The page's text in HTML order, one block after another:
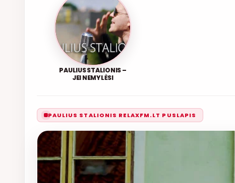
PAULIUS STALIONIS –
JEI NEMYLĖSI
PAULIUS STALIONIS RELAXFM.LT PUSLAPIS